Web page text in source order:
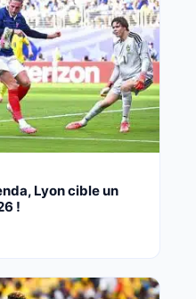
Lyon cible un
!